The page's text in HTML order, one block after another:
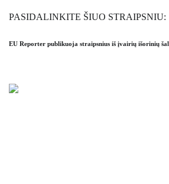
PASIDALINKITE ŠIUO STRAIPSNIU:
EU Reporter publikuoja straipsnius iš įvairių išorinių